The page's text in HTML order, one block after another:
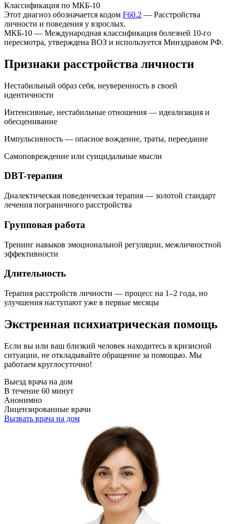
Классификация по МКБ-10
Этот диагноз обозначается кодом F60.2 — Расстройства
личности и поведения у взрослых.
МКБ-10 — Международная классификация болезней 10-го
пересмотра, утверждена ВОЗ и используется Минздравом РФ.
Признаки расстройства личности
Нестабильный образ себя, неуверенность в своей
идентичности
Интенсивные, нестабильные отношения — идеализация и
обесценивание
Импульсивность — опасное вождение, траты, переедание
Самоповреждение или суицидальные мысли
DBT-терапия
Диалектическая поведенческая терапия — золотой стандарт
лечения пограничного расстройства
Групповая работа
Тренинг навыков эмоциональной регуляции, межличностной
эффективности
Длительность
Терапия расстройств личности — процесс на 1–2 года, но
улучшения наступают уже в первые месяцы
Экстренная психиатрическая помощь
Если вы или ваш близкий человек находитесь в кризисной
ситуации, не откладывайте обращение за помощью. Мы
работаем круглосуточно!
Выезд врача на дом
В течение 60 минут
Анонимно
Лицензированные врачи
Вызвать врача на дом